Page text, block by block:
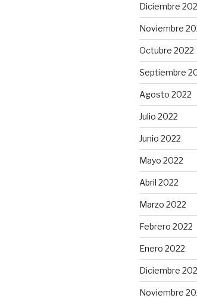
Diciembre
Noviembre
Octubre 2022
Septiembre
Agosto 2022
Julio 2022
Junio 2022
Mayo 2022
Abril 2022
Marzo 2022
Febrero 2022
Enero 2022
Diciembre
Noviembre